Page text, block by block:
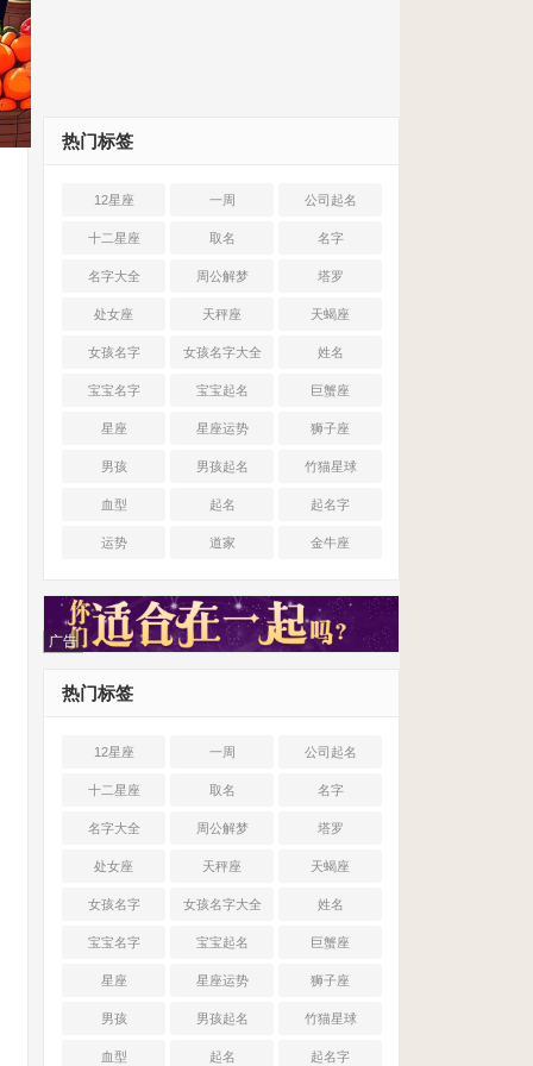
热门标签
12星座 一周 公司起名
十二星座 取名 名字
名字大全 周公解梦 塔罗
处女座 天秤座 天蝎座
女孩名字 女孩名字大全 姓名
宝宝名字 宝宝起名 巨蟹座
星座 星座运势 狮子座
男孩 男孩起名 竹猫星球
血型 起名 起名字
运势 道家 金牛座
广告
热门标签
12星座 一周 公司起名
十二星座 取名 名字
名字大全 周公解梦 塔罗
处女座 天秤座 天蝎座
女孩名字 女孩名字大全 姓名
宝宝名字 宝宝起名 巨蟹座
星座 星座运势 狮子座
男孩 男孩起名 竹猫星球
血型 起名 起名字